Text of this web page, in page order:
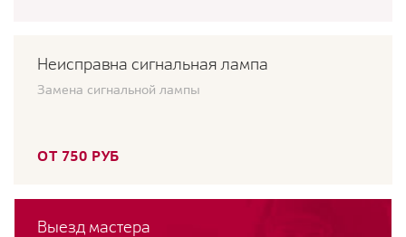
Неисправна сигнальная лампа
Замена сигнальной лампы
ОТ 750 РУБ
Выезд мастера